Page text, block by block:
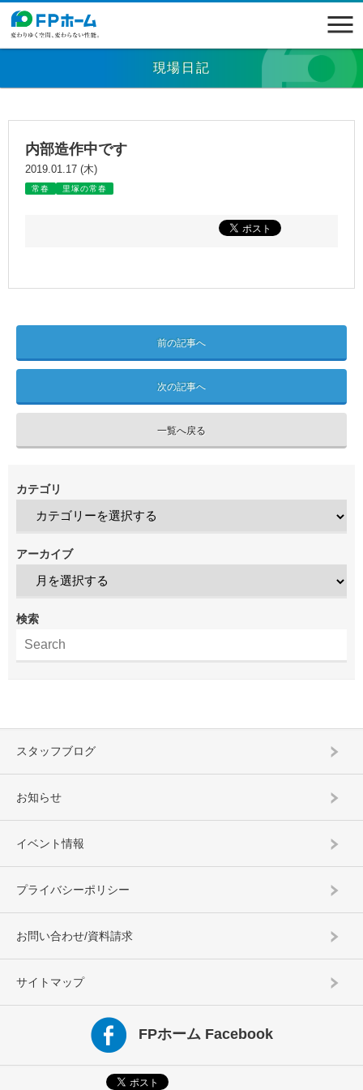
現場日記
内部造作中です
2019.01.17 (木)
常春 里塚の常春
前の記事へ
次の記事へ
一覧へ戻る
カテゴリ
アーカイブ
検索
スタッフブログ
お知らせ
イベント情報
プライバシーポリシー
お問い合わせ/資料請求
サイトマップ
FPホーム Facebook